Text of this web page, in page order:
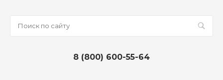
8 (800) 600-55-64